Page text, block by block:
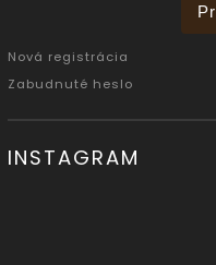
Nová registrácia
Zabudnuté heslo
INSTAGRAM